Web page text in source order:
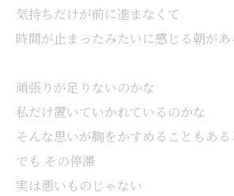
気持ちだけが前に進まなくて
時間が止まったみたいに感じる朝があ
頑張りが足りないのかな
私だけ置いていかれているのかな
そんな思いが胸をかすめることもある
でも その停滞
実は悪いものじゃない